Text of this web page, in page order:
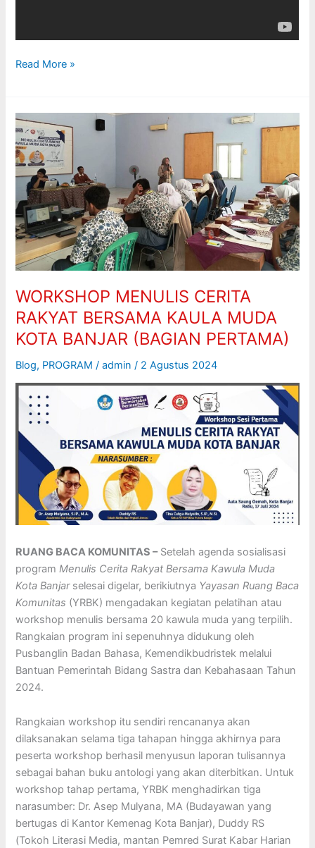
Read More »
WORKSHOP MENULIS CERITA
RAKYAT BERSAMA KAULA MUDA
KOTA BANJAR (BAGIAN PERTAMA)
Blog, PROGRAM /admin / 2 Agustus 2024
RUANG BACA KOMUNITAS –Setelah agenda sosialisasi
programMenulis Cerita Rakyat Bersama Kawula Muda
Kota Banjarselesai digelar, berikiutnya Yayasan Ruang Baca
Komunitas (YRBK) mengadakan kegiatan pelatihan atau
workshop menulis bersama 20 kawula muda yang terpilih.
Rangkaian program ini sepenuhnya didukung oleh
Pusbanglin Badan Bahasa, Kemendikbudristek melalui
Bantuan Pemerintah Bidang Sastra dan Kebahasaan Tahun
2024.
Rangkaian workshop itu sendiri rencananya akan
dilaksanakan selama tiga tahapan hingga akhirnya para
peserta workshop berhasil menyusun laporan tulisannya
sebagai bahan buku antologi yang akan diterbitkan. Untuk
workshop tahap pertama, YRBK menghadirkan tiga
narasumber: Dr. Asep Mulyana, MA (Budayawan yang
bertugas di Kantor Kemenag Kota Banjar), Duddy RS
(Tokoh Literasi Media, mantan Pemred Surat Kabar Harian
WORKSHOP
MENULIS
CERITA
RAKYAT
BERSAMA
KAULA
MUDA
KOTA
BANJAR
(BAGIAN
PERTAMA)